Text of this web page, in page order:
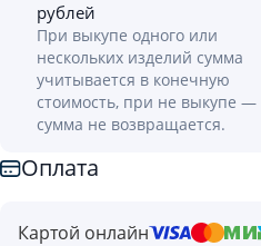
рублей
При выкупе одного или
нескольких изделий сумма
учитывается в конечную
стоимость, при не выкупе —
сумма не возвращается.
Оплата
Картой онлайн